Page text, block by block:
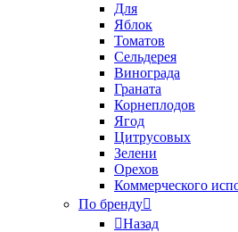
Для
Яблок
Томатов
Cельдерея
Винограда
Граната
Корнеплодов
Ягод
Цитрусовых
Зелени
Орехов
Коммерческого
По бренду
Назад